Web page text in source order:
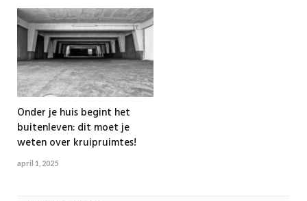
Onder je huis begint het
buitenleven: dit moet je
weten over kruipruimtes!
april 1, 2025